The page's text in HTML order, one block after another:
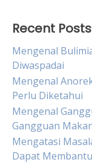
Recent Posts
Mengenal
Diwaspadai
Mengenal
Perlu Diketahui
Mengenal
Gangguan
Mengatasi
Dapat Membantu